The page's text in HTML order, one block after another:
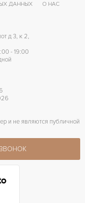
ДАННЫХ
О НАС
д 3, к 2,
- 19:00
и не являются публичной